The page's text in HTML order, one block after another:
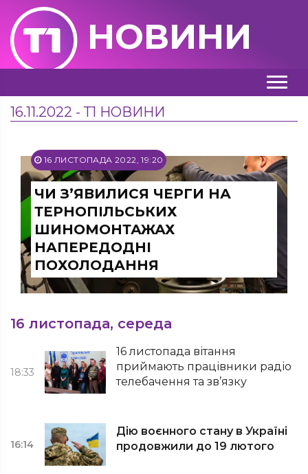
НОВИНИ
16.11.2022 - Т1 НОВИНИ
16 ЛИСТОПАДА 2022, 19:20
ЧИ З’ЯВИЛИСЯ ЧЕРГИ НА
ТЕРНОПІЛЬСЬКИХ
ШИНОМОНТАЖАХ
НАПЕРЕДОДНІ
ПОХОЛОДАННЯ
16 листопада, середа
18:33
16 листопада вітання
приймають працівники радіо
телебачення та зв’язку
16:14
Дію воєнного стану в Україні
продовжили до 19 лютого